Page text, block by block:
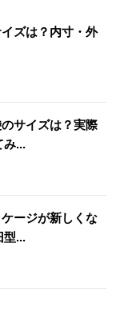
ズは？内寸・外
サイズは？実際
み...
ージが新しくな
型...